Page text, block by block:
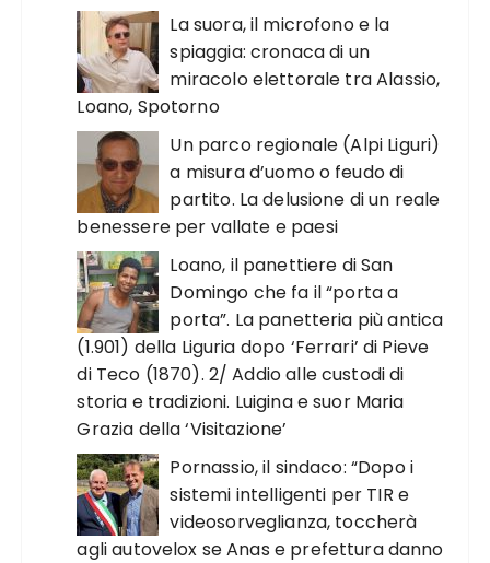
La suora, il microfono e la
spiaggia: cronaca di un
miracolo elettorale tra Alassio,
Loano, Spotorno
Un parco regionale (Alpi Liguri)
a misura d’uomo o feudo di
partito. La delusione di un reale
benessere per vallate e paesi
Loano, il panettiere di San
Domingo che fa il “porta a
porta”. La panetteria più antica
(1.901) della Liguria dopo ‘Ferrari’ di Pieve
di Teco (1870). 2/ Addio alle custodi di
storia e tradizioni. Luigina e suor Maria
Grazia della ‘Visitazione’
Pornassio, il sindaco: “Dopo i
sistemi intelligenti per TIR e
videosorveglianza, toccherà
agli autovelox se Anas e prefettura danno